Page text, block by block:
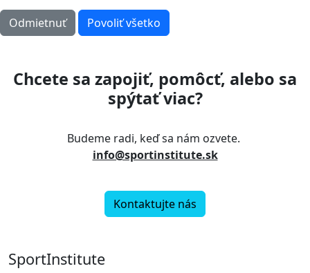
Odmietnuť Povoliť všetko
Chcete sa zapojiť, pomôcť, alebo sa
spýtať viac?
Budeme radi, keď sa nám ozvete.
info@sportinstitute.sk
Kontaktujte nás
SportInstitute